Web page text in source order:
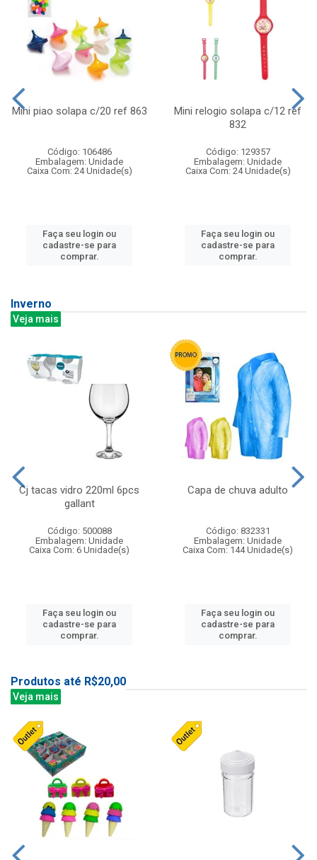
Mini piao solapa c/20 ref 863
Código: 106486
Embalagem: Unidade
Caixa Com: 24 Unidade(s)
Faça seu login ou
cadastre-se para
comprar.
Mini relogio solapa c/12 ref
832
Código: 129357
Embalagem: Unidade
Caixa Com: 24 Unidade(s)
Faça seu login ou
cadastre-se para
comprar.
Inverno
Veja mais
Cj tacas vidro 220ml 6pcs
gallant
Código: 500088
Embalagem: Unidade
Caixa Com: 6 Unidade(s)
Faça seu login ou
cadastre-se para
comprar.
Capa de chuva adulto
Código: 832331
Embalagem: Unidade
Caixa Com: 144 Unidade(s)
Faça seu login ou
cadastre-se para
comprar.
Produtos até R$20,00
Veja mais